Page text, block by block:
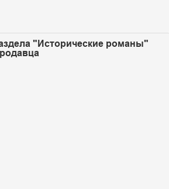
"Исторические романы"